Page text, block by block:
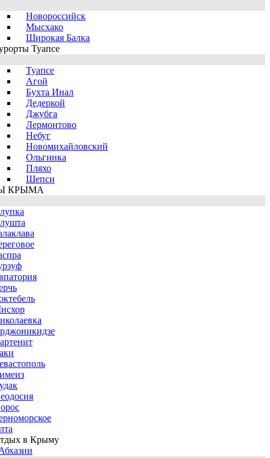
Новороссийск
Мысхако
Широкая Балка
Туапсе
Туапсе
Агой
Бухта Инал
Дедеркой
Джубга
Лермонтово
Небуг
Новомихайловский
Ольгинка
Пляхо
Шепси
КРЫМА
в Крыму